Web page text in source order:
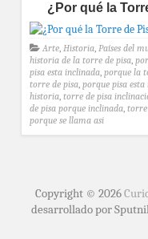
¿Por qué la
Arte, Historia, Países del
historia de la torre de pisa,
pisa esta inclinada, porque la
torre de pisa, porque pisa
historia, torre de pisa
de pisa porque inclinada, torre
porque se llama asi
Copyright © 2026
desarrollado por